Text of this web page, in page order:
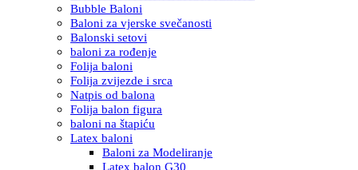
Bubble Baloni
Baloni za vjerske svečanosti
Balonski setovi
baloni za rođenje
Folija baloni
Folija zvijezde i srca
Natpis od balona
Folija balon figura
baloni na štapiću
Latex baloni
Baloni za Modeliranje
Latex balon G30